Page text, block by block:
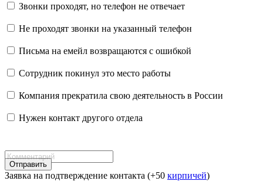
Звонки проходят, но телефон не отвечает
Не проходят звонки на указанный телефон
Письма на емейл возвращаются с ошибкой
Сотрудник покинул это место работы
Компания прекратила свою деятельность в России
Нужен контакт другого отдела
Отправить
Заявка на подтверждение контакта (+50 кирпичей)